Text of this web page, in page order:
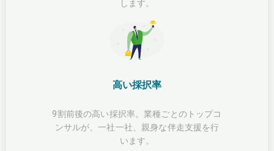
します。
高い採択率
9割前後の高い採択率。業種ごとのトップコ
ンサルが、一社一社、親身な伴走支援を行
います。